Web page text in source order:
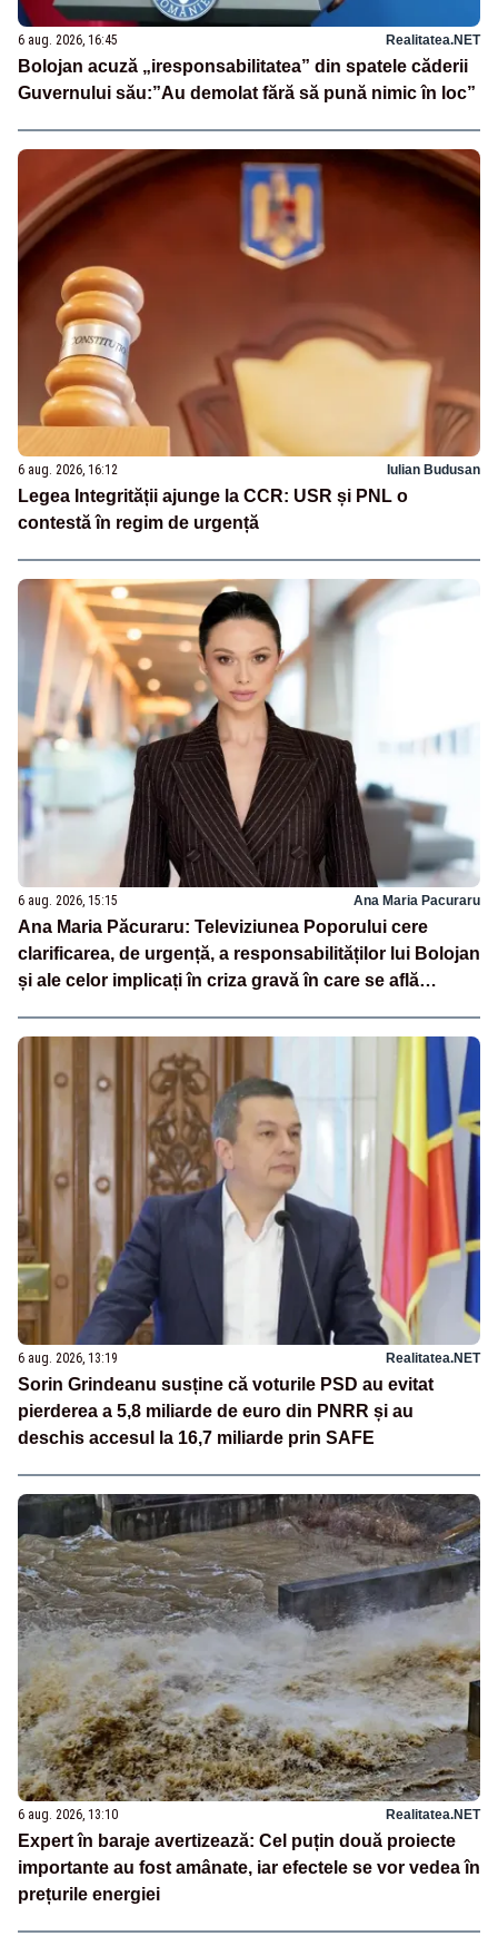
6 aug. 2026, 16:45 Realitatea.NET
Bolojan acuză „iresponsabilitatea” din spatele căderii
Guvernului său:”Au demolat fără să pună nimic în loc”
6 aug. 2026, 16:12 Iulian Budusan
Legea Integrității ajunge la CCR: USR și PNL o
contestă în regim de urgență
6 aug. 2026, 15:15 Ana Maria Pacuraru
Ana Maria Păcuraru: Televiziunea Poporului cere
clarificarea, de urgență, a responsabilităților lui Bolojan
și ale celor implicați în criza gravă în care se află
6 aug. 2026, 13:19 Realitatea.NET
Sorin Grindeanu susține că voturile PSD au evitat
pierderea a 5,8 miliarde de euro din PNRR și au
deschis accesul la 16,7 miliarde prin SAFE
6 aug. 2026, 13:10 Realitatea.NET
Expert în baraje avertizează: Cel puțin două proiecte
importante au fost amânate, iar efectele se vor vedea în
prețurile energiei